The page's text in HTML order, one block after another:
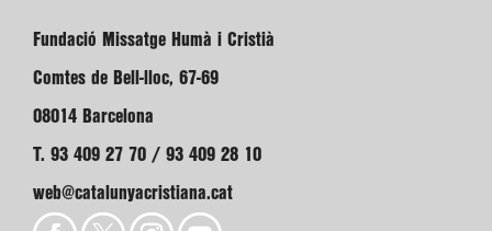
Fundació Missatge Humà i Cristià
Comtes de Bell-lloc, 67-69
08014 Barcelona
T. 93 409 27 70 / 93 409 28 10
web@catalunyacristiana.cat